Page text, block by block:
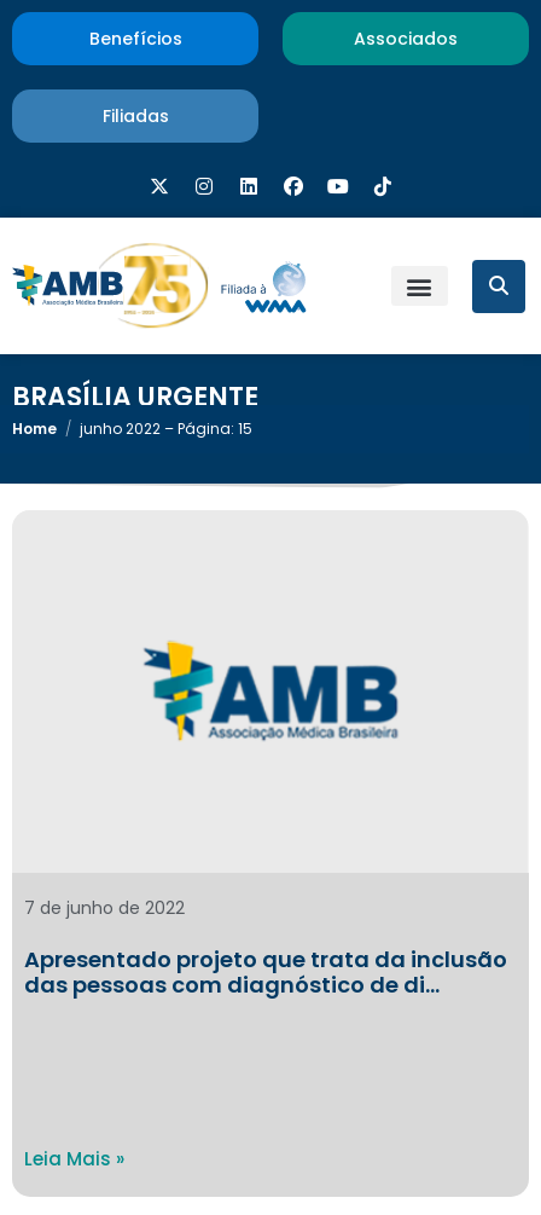
Benefícios Associados
Filiadas
BRASÍLIA URGENTE
Home / junho 2022 – Página: 15
Apresentado projeto que trata da inclusão
das pessoas com diagnóstico de di…
7 de junho de 2022
Leia Mais »